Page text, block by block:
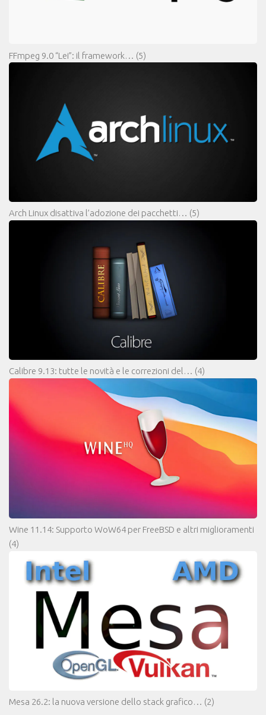
FFmpeg 9.0 “Lei”: il framework… (5)
Arch Linux disattiva l’adozione dei pacchetti… (5)
Calibre 9.13: tutte le novità e le correzioni del… (4)
Wine 11.14: Supporto WoW64 per FreeBSD e altri miglioramenti
(4)
Mesa 26.2: la nuova versione dello stack grafico… (2)